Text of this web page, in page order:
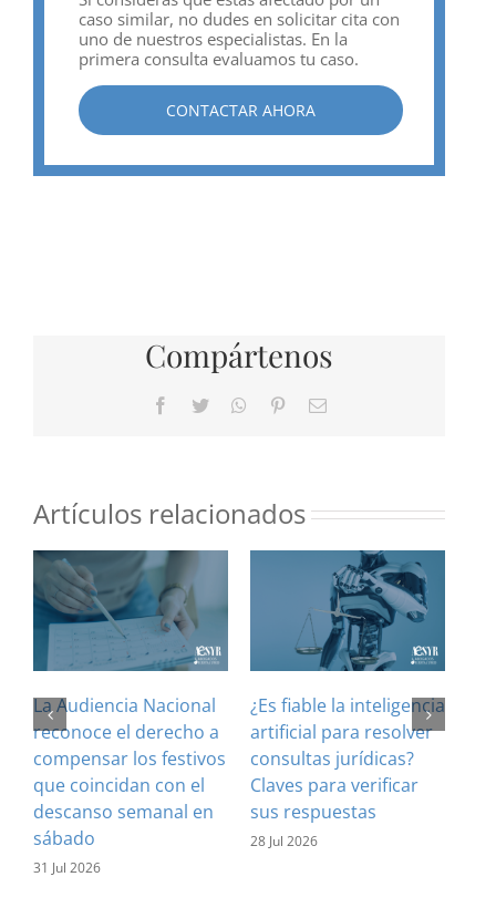
caso similar, no dudes en solicitar cita con
uno de nuestros especialistas. En la
primera consulta evaluamos tu caso.
CONTACTAR AHORA
Compártenos
Facebook
Twitter WhatsApp
PinterestCorreo
Artículos relacionados
La Audiencia Nacional
reconoce el derecho a
compensar los festivos
que coincidan con el
descanso semanal en
sábado
31 Jul 2026
¿Es fiable la inteligencia
artificial para resolver
consultas jurídicas?
Claves para verificar
sus respuestas
28 Jul 2026